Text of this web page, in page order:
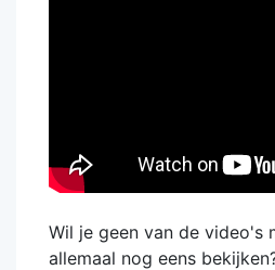
Wil je geen van de video's
allemaal nog eens